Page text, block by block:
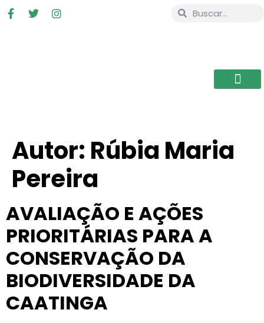
Autor: Rúbia Maria
Pereira
AVALIAÇÃO E AÇÕES
PRIORITÁRIAS PARA A
CONSERVAÇÃO DA
BIODIVERSIDADE DA
CAATINGA